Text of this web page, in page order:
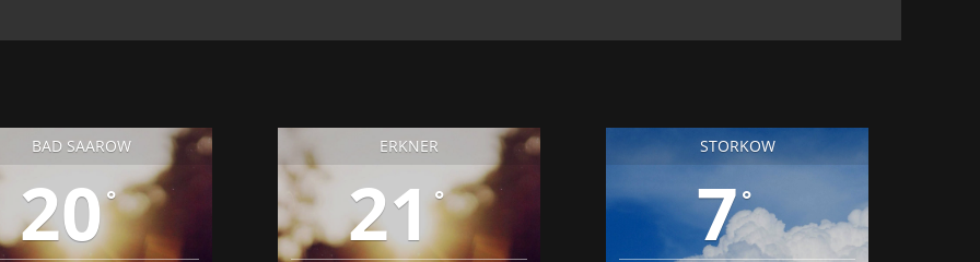
BAD SAAROW
20°
ERKNER
21°
STORKOW
7°